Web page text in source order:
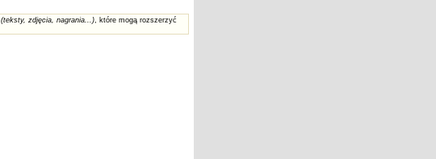
(teksty, zdjęcia, nagrania...), które mogą rozszerzyć